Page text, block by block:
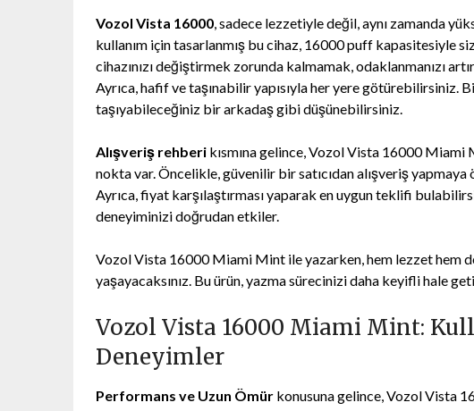
Vozol Vista 16000, sadece lezzetiyle değil, aynı zamanda
kullanım için tasarlanmış bu cihaz, 16000 puff kapasitesiyle
cihazınızı değiştirmek zorunda kalmamak, odaklanmanızı
Ayrıca, hafif ve taşınabilir yapısıyla her yere götürebilirsiniz.
taşıyabileceğiniz bir arkadaş gibi düşünebilirsiniz.
Alışveriş rehberi kısmına gelince, Vozol Vista 16000
nokta var. Öncelikle, güvenilir bir satıcıdan alışveriş
Ayrıca, fiyat karşılaştırması yaparak en uygun teklifi
deneyiminizi doğrudan etkiler.
Vozol Vista 16000 Miami Mint ile yazarken, hem lezzet hem
yaşayacaksınız. Bu ürün, yazma sürecinizi daha keyifli hale
Vozol Vista 16000 Miami Mint:
Deneyimler
Performans ve Uzun Ömür konusuna gelince, Vozol Vista